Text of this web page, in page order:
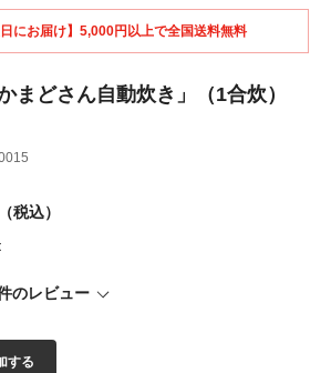
日にお届け】5,000円以上で全国送料無料
まどさん自動炊き」（1合炊）
（税込）
のレビュー
する